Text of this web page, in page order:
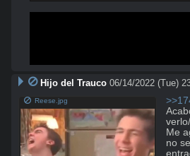
Hijo del Trauco 06/14/2022 (Tue)
Reese.jpg
Me
no